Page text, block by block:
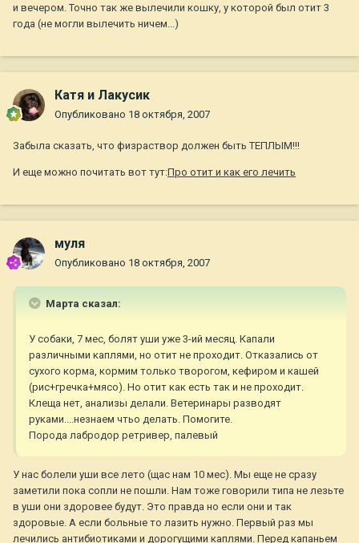
и вечером. Точно так же вылечили кошку, у которой был отит 3
года (не могли вылечить ничем...)
Катя и Лакусик
Опубликовано 18 октября, 2007
Забыла сказать, что физраствор должен быть ТЕПЛЫМ!!!
И еще можно почитать вот тут:Про отит и как его лечить
муля
Опубликовано 18 октября, 2007
Марта сказал:
У собаки, 7 мес, болят уши уже 3-ий месяц. Капали
различными каплями, но отит не проходит. Отказались от
сухого корма, кормим только творогом, кефиром и кашей
(рис+гречка+мясо). Но отит как есть так и не проходит.
Клеща нет, анализы делали. Ветеринары разводят
руками....незнаем чтьо делать. Помогите.
Порода лабродор ретривер, палевый
У нас болели уши все лето (щас нам 10 мес). Мы еще не сразу
заметили пока сопли не пошли. Нам тоже говорили типа не лезьте
в уши они здоровее будут. Это правда но если они и так
здоровые. А если больные то лазить нужно. Первый раз мы
лечились антибиотиками и дорогущими каплями. Перед капаньем